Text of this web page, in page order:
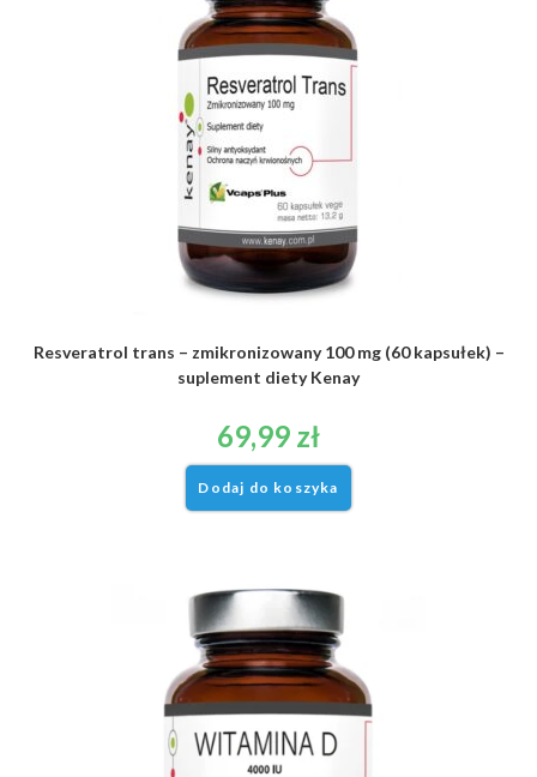
Resveratrol trans – zmikronizowany 100 mg (60 kapsułek) –
suplement diety Kenay
69,99 zł
Dodaj do koszyka